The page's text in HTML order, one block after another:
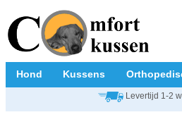
Hond Kussens
Levertijd 1-2